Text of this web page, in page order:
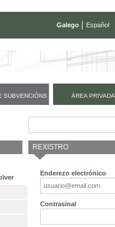
Galego Español
SUBVENCIÓNS ÁREA PRIVADA
REXISTRO
Enderezo electrónico
Contrasinal